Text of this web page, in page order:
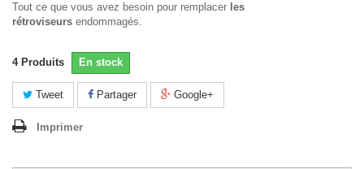
Tout ce que vous avez besoin pour remplacer les
rétroviseurs endommagés.
4 Produits En stock
Tweet Partager Google+
Imprimer